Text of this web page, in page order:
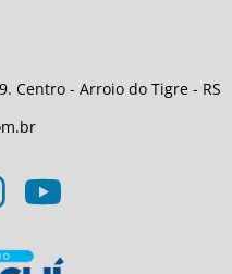
Centro - Arroio do Tigre - RS